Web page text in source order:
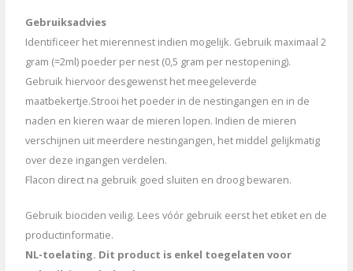
Gebruiksadvies
Identificeer het mierennest indien mogelijk. Gebruik maximaal 2
gram (=2ml) poeder per nest (0,5 gram per nestopening).
Gebruik hiervoor desgewenst het meegeleverde
maatbekertje.Strooi het poeder in de nestingangen en in de
naden en kieren waar de mieren lopen. Indien de mieren
verschijnen uit meerdere nestingangen, het middel gelijkmatig
over deze ingangen verdelen.
Flacon direct na gebruik goed sluiten en droog bewaren.
Gebruik biociden veilig. Lees vóór gebruik eerst het etiket en de
productinformatie.
NL-toelating. Dit product is enkel toegelaten voor